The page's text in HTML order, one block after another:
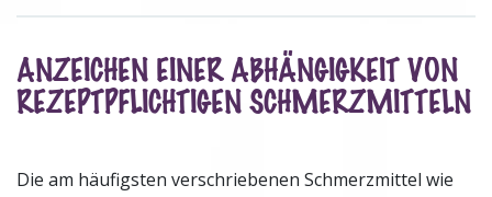
ANZEICHEN EINER ABHÄNGIGKEIT VON
REZEPTPFLICHTIGEN SCHMERZMITTELN
Die am häufigsten verschriebenen Schmerzmittel wie